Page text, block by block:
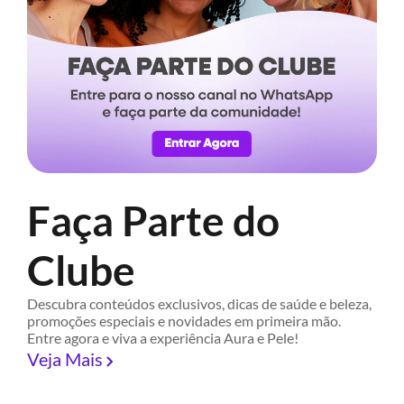
Faça Parte do
Clube
Descubra conteúdos exclusivos, dicas de saúde e beleza,
promoções especiais e novidades em primeira mão.
Entre agora e viva a experiência Aura e Pele!
Veja Mais